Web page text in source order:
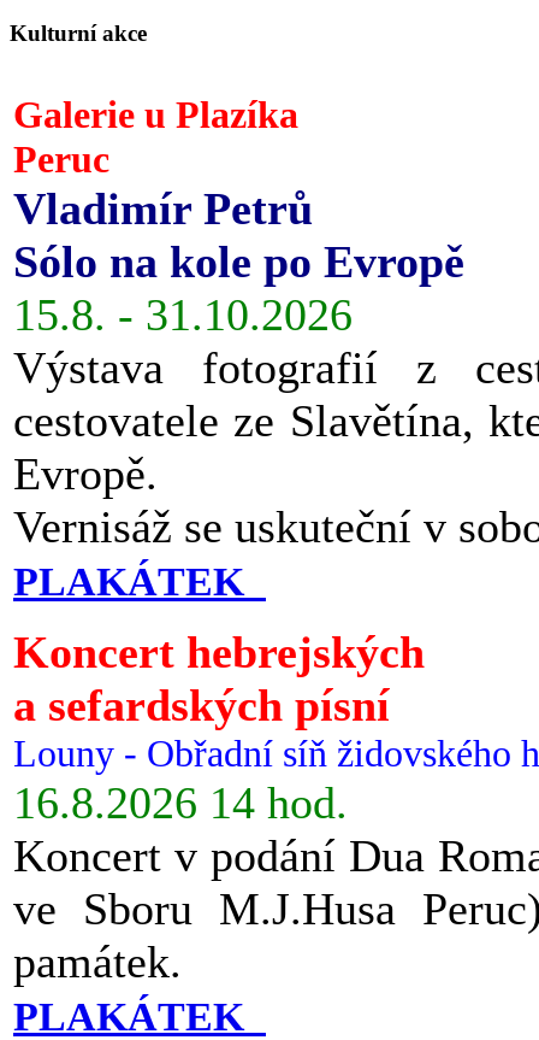
Kulturní akce
Galerie u Plazíka
Peruc
Vladimír Petrů
Sólo na kole po Evropě
15.8. - 31.10.2026
Výstava fotografií z
cestovatele ze Slavětína,
Evropě.
Vernisáž se uskuteční v
PLAKÁTEK
Koncert hebrejských
a sefardských písní
Louny - Obřadní síň židovského
16.8.2026 14 hod.
Koncert v podání Dua
ve Sboru M.J.Husa
památek.
PLAKÁTEK